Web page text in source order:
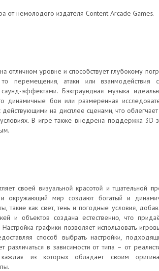
от немолодого издателя Content Arcade Games.
отличном уровне и способствует глубокому
перемещения, атаки или взаимодействия с
эффектами. Бэкграундная музыка
динамичные бои или размеренная
на дисплее сценами, что
В игре также внедрена поддержка 3D-
своей визуальной красотой и тщательной
и окружающий мир создают богатый и
такие как свет, тень и погодные условия,
и объектов создана естественно, что
графики позволяет использовать
способ выбрать настройки,
различаться в зависимости от типа – от
из которых обладает своим